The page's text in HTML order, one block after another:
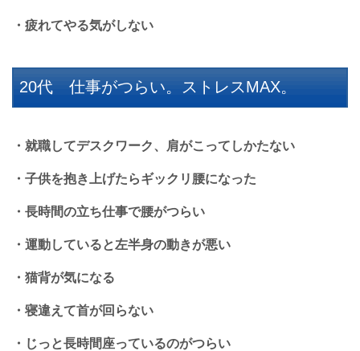
・疲れてやる気がしない
20代 仕事がつらい。ストレスMAX。
・就職してデスクワーク、肩がこってしかたない
・子供を抱き上げたらギックリ腰になった
・長時間の立ち仕事で腰がつらい
・運動していると左半身の動きが悪い
・猫背が気になる
・寝違えて首が回らない
・じっと長時間座っているのがつらい